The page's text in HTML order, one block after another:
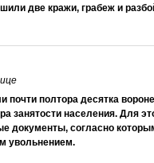
две кражи, грабеж и
полтора десятка
занятости населения. Для
документы, согласно
увольнением.